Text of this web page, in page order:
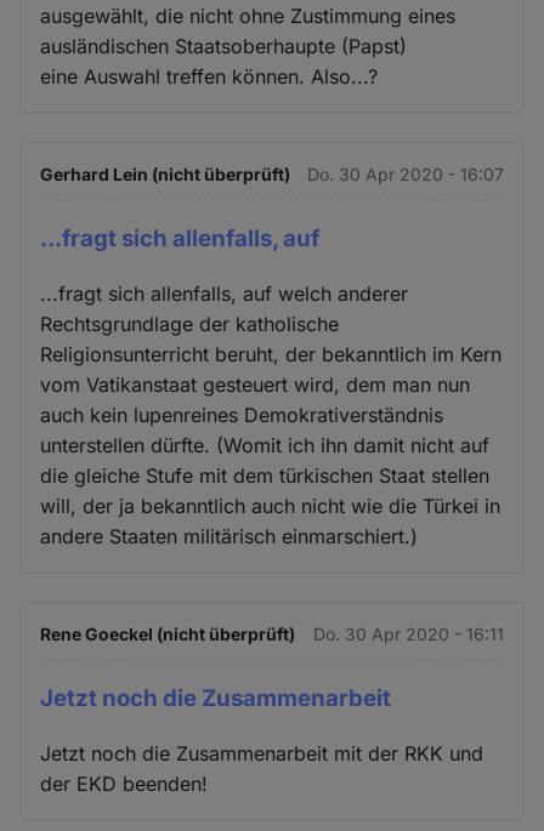
ausgewählt, die nicht ohne Zustimmung eines
ausländischen Staatsoberhaupte (Papst)
eine Auswahl treffen können. Also...?
Gerhard Lein (nicht überprüft) Do. 30 Apr 2020 - 16:07
...fragt sich allenfalls, auf
...fragt sich allenfalls, auf welch anderer
Rechtsgrundlage der katholische
Religionsunterricht beruht, der bekanntlich im Kern
vom Vatikanstaat gesteuert wird, dem man nun
auch kein lupenreines Demokrativerständnis
unterstellen dürfte. (Womit ich ihn damit nicht auf
die gleiche Stufe mit dem türkischen Staat stellen
will, der ja bekanntlich auch nicht wie die Türkei in
andere Staaten militärisch einmarschiert.)
Rene Goeckel (nicht überprüft) Do. 30 Apr 2020 - 16:11
Jetzt noch die Zusammenarbeit
Jetzt noch die Zusammenarbeit mit der RKK und
der EKD beenden!